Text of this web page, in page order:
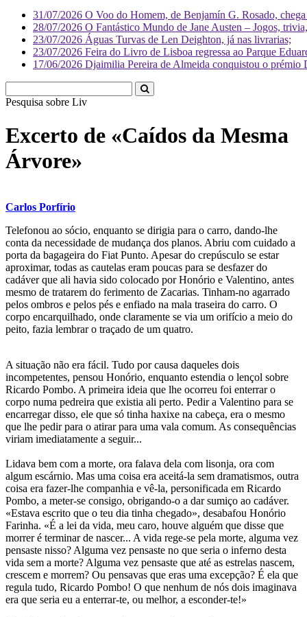
31/07/2026 O Voo do Homem, de Benjamín G. Rosado,
28/07/2026 O Fantástico Mundo de Jane Austen – Jogos,
23/07/2026 Águas Turvas de Len Deighton, já nas livrarias;
23/07/2026 Feira do Livro de Lisboa regressa ao Parque
17/06/2026 Djaimilia Pereira de Almeida conquistou o
Pesquisa sobre Literatura
Excerto de «Caídos da Mesma
Árvore»
Carlos Porfírio
Telefonou ao sócio, enquanto se dirigia para o carro, dando-lhe
conta da necessidade de mudança dos planos. Abriu com cuidado a
porta da bagageira do Fiat Punto. Apesar do crepúsculo se estar
aproximar, todas as cautelas eram poucas para se desfazer do
cadáver que ali havia sido colocado por Honório e Valentino, antes
mesmo de tratarem do ferimento de Zacarias. Tinham-no agarrado
pelos ombros e pelos pés e enfiado na mala traseira do carro. O
corpo encarquilhado, onde claramente se via um orifício a meio do
peito, fazia lembrar o traçado de um quatro.
A situação não era fácil. Tudo por causa daqueles dois
incompetentes, pensou Honório, enquanto estendia o lençol sobre
Ricardo Pombo. A primeira ideia que lhe ocorreu foi enterrar o
corpo numa pedreira que existia ali perto. Pedir a Valentino para se
encarregar disso, ele que só tinha haxixe na cabeça, era o mesmo
que lhe pedir para o atirar para uma vala comum. As consequências
viriam imediatamente a seguir...
Lidava bem com a morte, ora falava dela com lisonja, ora com
algum escárnio. Mas uma coisa era aceitá-la sem dramatismos, outra
coisa era fazer-lhe companhia e vê-la, personificada em Ricardo
Pombo, a meter-se consigo, obrigando-o a dar sumiço ao cadáver.
«Estava escrito que o teu dia tinha chegado», desabafou Honório
Farinha. «É a lei da vida, meu caro, houve alguém que disse que
morrer é terminar de nascer... A vida rege-se pela morte, alguma vez
pensaste nisso? Alguma vez pensaste no que seria o inferno desta
vida sem a morte? Alguma vez pensaste que até as estrelas nascem,
crescem e morrem? Ou pensavas que eras uma excepção? É ela que
regula tudo, Ricardo Pombo! O que nenhum de nós dois imaginava
era que seria eu a enterrar-te, ou melhor, a esconder-te!»